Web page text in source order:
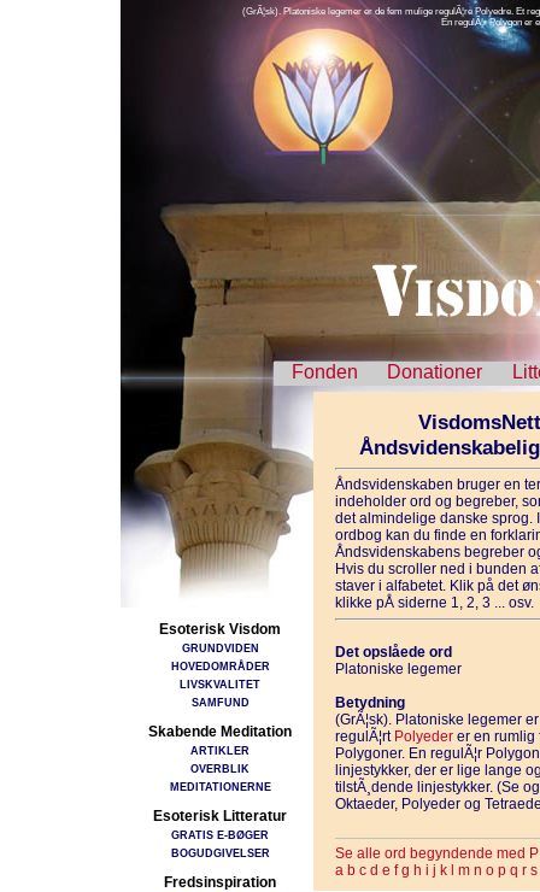
(GrÃ¦sk). Platoniske legemer er de fem mulige regulÃ¦re Polyedre. Et
En regulÃ¦r Polygon er
Fonden Donationer
Esoterisk Visdom
GRUNDVIDEN
HOVEDOMRÅDER
LIVSKVALITET
SAMFUND
Skabende Meditation
ARTIKLER
OVERBLIK
MEDITATIONERNE
Esoterisk Litteratur
GRATIS E-BØGER
BOGUDGIVELSER
Fredsinspiration
Åndsvidenskaben bruger en
indeholder ord og begreber,
det almindelige danske sprog.
ordbog kan du finde en
Åndsvidenskabens begreber
Hvis du scroller ned i bunden
staver i alfabetet. Klik på det
klikke pÅ siderne 1, 2, 3 ... osv.
Det opslåede ord
Platoniske legemer
Betydning
(GrÃ¦sk). Platoniske legemer
regulÃ¦rt Polyederer en rumlig
Polygoner. En regulÃ¦r
linjestykker, der er lige lange
tilstÃ¸dende linjestykker. (Se
Oktaeder, Polyeder og
Se alle ord begyndende med P
a b c d e f g h i j k m n o p q r s